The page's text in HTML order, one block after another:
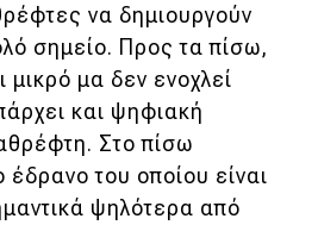
να δημιουργούν
σημείο. Προς τα πίσω,
μικρό μα δεν ενοχλεί
και ψηφιακή
Στο πίσω
του οποίου είναι
ψηλότερα από